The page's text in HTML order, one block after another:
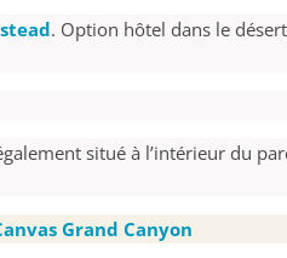
. Option hôtel dans le
situé à l’intérieur du
Grand Canyon